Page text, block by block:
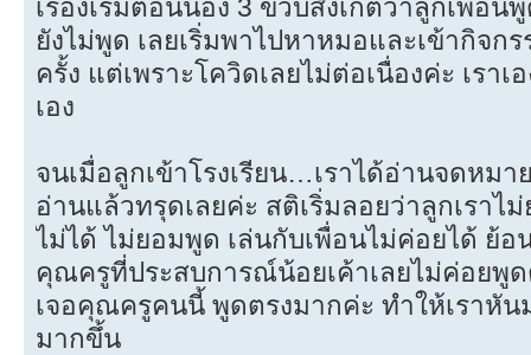
เรื่องเริ่มตอนน้อง 3 ขวบสังเกตว่าลูกเพื่อน
ยังไม่พูด เลยเริ่มพาไปหาหมอและเข้ากิจ
ครั้ง แต่เพราะโควิดเลยไม่ต่อเนื่องค่ะ เรา
เอง
จนเมื่อลูกเข้าโรงเรียน…เราได้อ่านจดหม
อ่านแล้วทรุดเลยค่ะ สติเริ่มลอยว่าลูกเราไ
ไม่ได้ ไม่ยอมพูด เล่นกับเพื่อนไม่ค่อยได้ ย้อ
คุณครูที่ประสบการณ์น้อยเค้าเลยไม่ค่อยพู
เจอคุณครูคนนี้ พูดตรงมากค่ะ ทำให้เราหัน
มากขึ้น